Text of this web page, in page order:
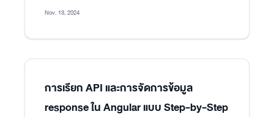
Nov. 13, 2024
การเรียก API และการจัดการข้อมูล
response ใน Angular แบบ Step-by-Step